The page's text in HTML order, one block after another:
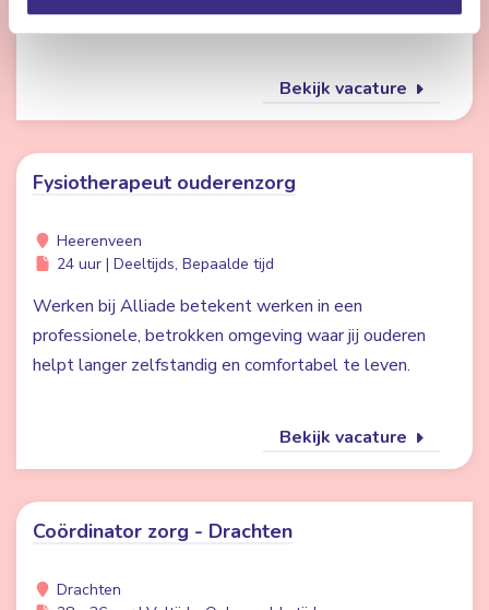
gehandicaptenzorg, jeugdzorg of ouderenzorg.
Bekijk vacature
Fysiotherapeut ouderenzorg
Heerenveen
24 uur | Deeltijds, Bepaalde tijd
Werken bij Alliade betekent werken in een
professionele, betrokken omgeving waar jij ouderen
helpt langer zelfstandig en comfortabel te leven.
Bekijk vacature
Coördinator zorg - Drachten
Drachten